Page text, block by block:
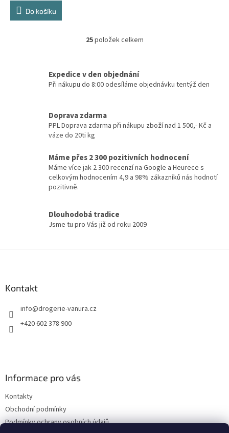
Do košíku
O
á
d
p
r
y
v
ý
u
25položek celkem
Expedice v den objednání
Při nákupu do 8:00 odesíláme objednávku tentýž den
Doprava zdarma
PPL Doprava zdarma při nákupu zboží nad 1 500,- Kč a
váze do 20ti kg
Máme přes 2 300 pozitivních hodnocení
Máme více jak 2 300 recenzí na Google a Heurece s
celkovým hodnocením 4,9 a 98% zákazníků nás hodnotí
pozitivně.
Dlouhodobá tradice
Jsme tu pro Vás již od roku 2009
Kontakt
info@drogerie-vanura.cz
+420 602 378 900
Informace pro vás
Kontakty
Obchodní podmínky
Podmínky ochrany osobních údajů